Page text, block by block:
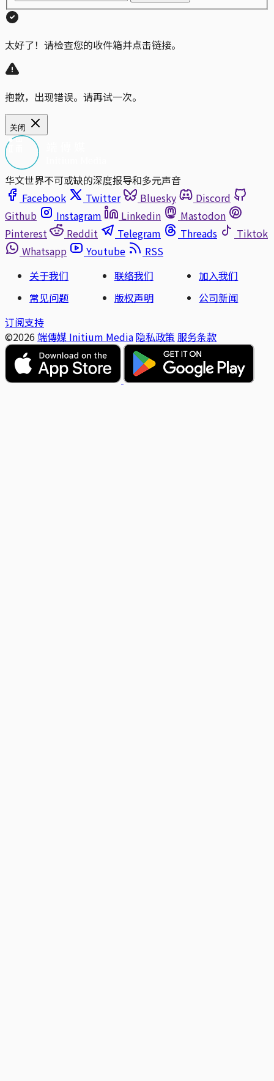
太好了！请检查您的收件箱并点击链接。
抱歉，出现错误。请再试一次。
关闭
华文世界不可或缺的深度报导和多元声音
Facebook
Twitter Bluesky
Discord
Github
Instagram Linkedin
Mastodon
Pinterest
Reddit Telegram Threads
Tiktok
Whatsapp
Youtube
RSS
关于我们
联络我们
加入我们
常见问题
版权声明
公司新闻
订阅支持
©2026 端傳媒 Initium Media 隐私政策 服务条款